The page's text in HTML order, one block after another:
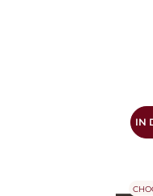
IN